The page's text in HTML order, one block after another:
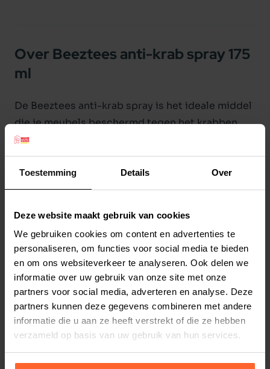
Toestemming Details Over
Deze website maakt gebruik van cookies
We gebruiken cookies om content en advertenties te
personaliseren, om functies voor social media te bieden
en om ons websiteverkeer te analyseren. Ook delen we
informatie over uw gebruik van onze site met onze
partners voor social media, adverteren en analyse. Deze
partners kunnen deze gegevens combineren met andere
informatie die u aan ze heeft verstrekt of die ze hebben
verzameld op basis van uw gebruik van hun services.
Over Beeztees anti-krab spray 175
ml
De Beeztees anti-krab spray is het ideale middel
die je meubels beschermd tegen het krabben
van je hond of kat. Het is belangrijk dat de
Beeztees anti-krab spray wordt gebruikt op een
schoon oppervlak dat bovendien vrij is van urine
en ontlasting. Bij zwaar vervuilde oppervlaktes
meerdere keren op een dag worden gebruikt.
Test de uitwerking van de spray altijd vooraf op
een klein stukje van het te behandelen materiaal.
De inhoud van de Beeztees anti-krab spray is 175
ml.
Lees meer
Productspecificaties
Stel uw bestelherinnering in:(2 weken)
Elke
2 weken
Elke
Elke
6 weken
Elke
8 weken
Elke
10 weken
Elke
12 weken